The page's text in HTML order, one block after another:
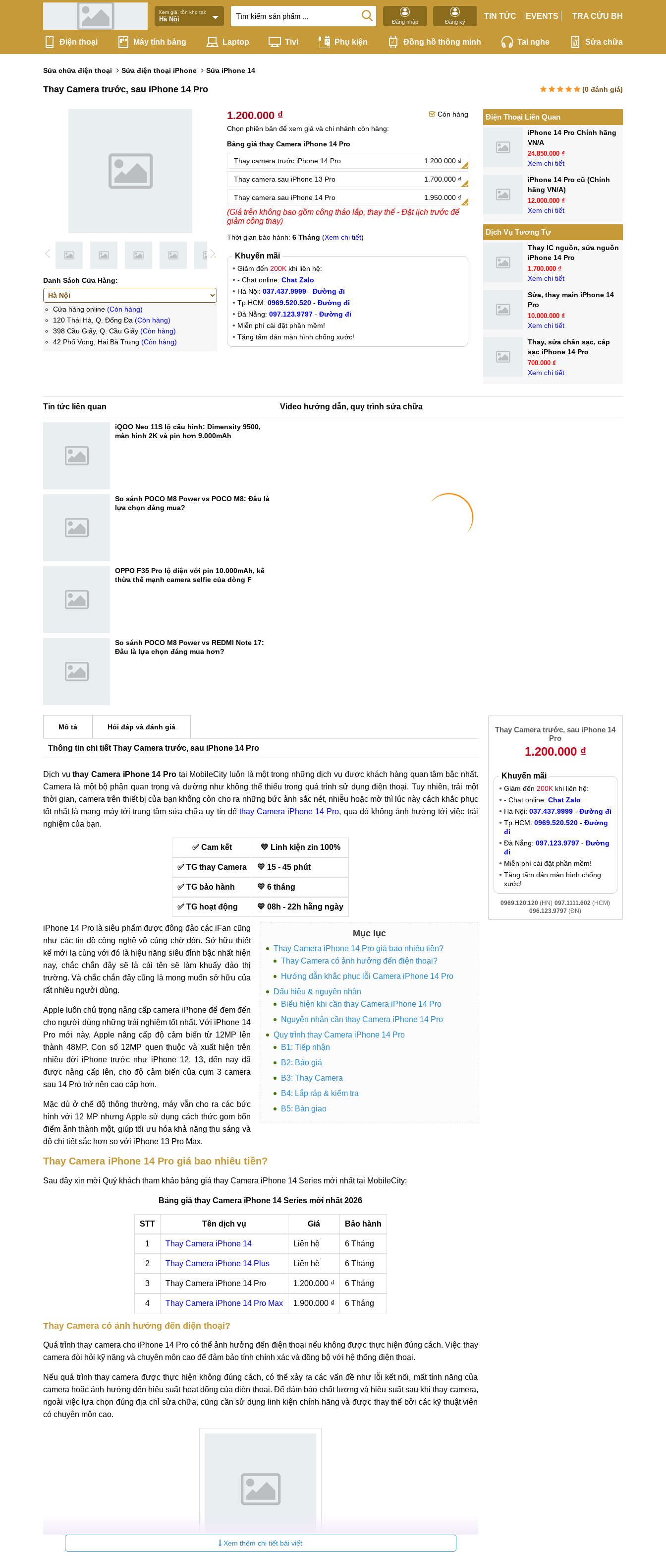
Xem giá, tồn kho tại:
Đăng nhập Đăng ký
TIN TỨC EVENTS TRA CỨU BH
Điện thoại Máy tính bảng Laptop Tivi Phụ kiện Đồng hồ thông minh Tai nghe Sửa chữa
Sửa chữa điện thoại Sửa điện thoại iPhone Sửa iPhone 14
Thay Camera trước, sau iPhone 14 Pro (0 đánh giá)
Danh Sách Cửa Hàng:
Cửa hàng online (Còn hàng)
120 Thái Hà, Q. Đống Đa (Còn hàng)
398 Cầu Giấy, Q. Cầu Giấy (Còn hàng)
42 Phố Vọng, Hai Bà Trưng (Còn hàng)
1.200.000 ₫
Còn hàng
Chọn phiên bản để xem giá và chi nhánh còn hàng:
Bảng giá thay Camera iPhone 14 Pro
Thay camera trước iPhone 14 Pro 1.200.000 ₫
Thay camera sau iPhone 13 Pro 1.700.000 ₫
Thay camera sau iPhone 14 Pro 1.950.000 ₫
(Giá trên không bao gồm công tháo lắp, thay thế - Đặt lịch trước để
giảm công thay)
Thời gian bảo hành: 6 Tháng (Xem chi tiết)
Khuyến mãi
Giảm đến 200K khi liên hệ:
- Chat online: Chat Zalo
Hà Nội: 037.437.9999 - Đường đi
Tp.HCM: 0969.520.520 - Đường đi
Đà Nẵng: 097.123.9797 - Đường đi
Miễn phí cài đặt phần mềm!
Tặng tấm dán màn hình chống xước!
Điện Thoại Liên Quan
iPhone 14 Pro Chính hãng
VN/A
24.850.000 ₫
Xem chi tiết
iPhone 14 Pro cũ (Chính
hãng VN/A)
12.000.000 ₫
Xem chi tiết
Dịch Vụ Tương Tự
Thay IC nguồn, sửa nguồn
iPhone 14 Pro
1.700.000 ₫
Xem chi tiết
Sửa, thay main iPhone 14
Pro
10.000.000 ₫
Xem chi tiết
Thay, sửa chân sạc, cáp
sạc iPhone 14 Pro
700.000 ₫
Xem chi tiết
Tin tức liên quan
iQOO Neo 11S lộ cấu hình: Dimensity 9500,
màn hình 2K và pin hơn 9.000mAh
So sánh POCO M8 Power vs POCO M8: Đâu là
lựa chọn đáng mua?
OPPO F35 Pro lộ diện với pin 10.000mAh, kế
thừa thế mạnh camera selfie của dòng F
So sánh POCO M8 Power vs REDMI Note 17:
Đâu là lựa chọn đáng mua hơn?
Video hướng dẫn, quy trình sửa chữa
Mô tả Hỏi đáp và đánh giá
Thông tin chi tiết Thay Camera trước, sau iPhone 14 Pro
Dịch vụthay Camera iPhone 14 Protại MobileCity luôn là một trong những dịch vụ được khách hàng quan tâm bậc nhất.
Camera là một bộ phận quan trọng và dường như không thể thiếu trong quá trình sử dụng điện thoại. Tuy nhiên, trải một
thời gian, camera trên thiết bị của bạn không còn cho ra những bức ảnh sắc nét, nhiễu hoặc mờ thì lúc này cách khắc phục
tốt nhất là mang máy tới trung tâm sửa chữa uy tín để thay Camera iPhone 14 Pro, qua đó không ảnh hưởng tới việc trải
nghiệm của bạn.
✅ Cam kết 💛 Linh kiện zin 100%
✅ TG thay Camera 💛 15 - 45 phút
✅ TG bảo hành 💛 6 tháng
✅ TG hoạt động 💛 08h - 22h hằng ngày
Mục lục
Thay Camera iPhone 14 Pro giá bao nhiêu tiền?
Thay Camera có ảnh hưởng đến điện thoại?
Hướng dẫn khắc phục lỗi Camera iPhone 14 Pro
Dấu hiệu & nguyên nhân
Biểu hiện khi cần thay Camera iPhone 14 Pro
Nguyên nhân cần thay Camera iPhone 14 Pro
Quy trình thay Camera iPhone 14 Pro
B1: Tiếp nhận
B2: Báo giá
B3: Thay Camera
B4: Lắp ráp & kiểm tra
B5: Bàn giao
iPhone 14 Pro là siêu phẩm được đông đảo các iFan cũng
như các tín đồ công nghệ vô cùng chờ đón. Sở hữu thiết
kế mới lạ cùng với đó là hiệu năng siêu đỉnh bậc nhất hiện
nay, chắc chắn đây sẽ là cái tên sẽ làm khuấy đảo thị
trường. Và chắc chắn đây cũng là mong muốn sở hữu của
rất nhiều người dùng.
Apple luôn chú trọng nâng cấp camera iPhone để đem đến
cho người dùng những trải nghiệm tốt nhất. Với iPhone 14
Pro mới này, Apple nâng cấp độ cảm biến từ 12MP lên
thành 48MP. Con số 12MP quen thuộc và xuất hiện trên
nhiều đời iPhone trước như iPhone 12, 13, đến nay đã
được nâng cấp lên, cho độ cảm biến của cụm 3 camera
sau 14 Pro trở nên cao cấp hơn.
Mặc dù ở chế độ thông thường, máy vẫn cho ra các bức
hình với 12 MP nhưng Apple sử dụng cách thức gom bốn
điểm ảnh thành một, giúp tối ưu hóa khả năng thu sáng và
độ chi tiết sắc hơn so với iPhone 13 Pro Max.
Thay Camera iPhone 14 Pro giá bao nhiêu tiền?
Sau đây xin mời Quý khách tham khảo bảng giá thay Camera iPhone 14 Series mới nhất tại MobileCity:
Bảng giá thay Camera iPhone 14 Series mới nhất 2026
STT Tên dịch vụ Giá Bảo hành
1 Thay Camera iPhone 14 Liên hệ 6 Tháng
2 Thay Camera iPhone 14 Plus Liên hệ 6 Tháng
3 Thay Camera iPhone 14 Pro 1.200.000 ₫ 6 Tháng
4 Thay Camera iPhone 14 Pro Max 1.900.000 ₫ 6 Tháng
Thay Camera có ảnh hưởng đến điện thoại?
Quá trình thay camera cho iPhone 14 Pro có thể ảnh hưởng đến điện thoại nếu không được thực hiện đúng cách. Việc thay
camera đòi hỏi kỹ năng và chuyên môn cao để đảm bảo tính chính xác và đồng bộ với hệ thống điện thoại.
Nếu quá trình thay camera được thực hiện không đúng cách, có thể xảy ra các vấn đề như lỗi kết nối, mất tính năng của
camera hoặc ảnh hưởng đến hiệu suất hoạt động của điện thoại. Để đảm bảo chất lượng và hiệu suất sau khi thay camera,
ngoài việc lựa chọn đúng địa chỉ sửa chữa, cũng cần sử dụng linh kiện chính hãng và được thay thế bởi các kỹ thuật viên
có chuyên môn cao.
Xem thêm chi tiết bài viết
Thay Camera trước, sau iPhone 14
Pro
1.200.000 ₫
Khuyến mãi
Giảm đến 200Kkhi liên hệ:
- Chat online: Chat Zalo
Hà Nội: 037.437.9999- Đường đi
Tp.HCM: 0969.520.520- Đường
đi
Đà Nẵng: 097.123.9797- Đường
đi
Miễn phí cài đặt phần mềm!
Tặng tấm dán màn hình chống
xước!
0969.120.120 (HN) 097.1111.602 (HCM)
096.123.9797 (ĐN)